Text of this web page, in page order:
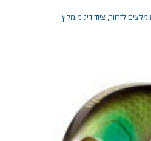
לזרזור, ציוד דיג מומלץ